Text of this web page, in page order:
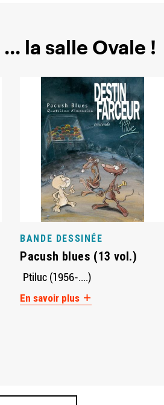
la salle Ovale !
BANDE DESSINÉE
Pacush blues (13 vol.)
Ptiluc (1956-....)
En savoir plus